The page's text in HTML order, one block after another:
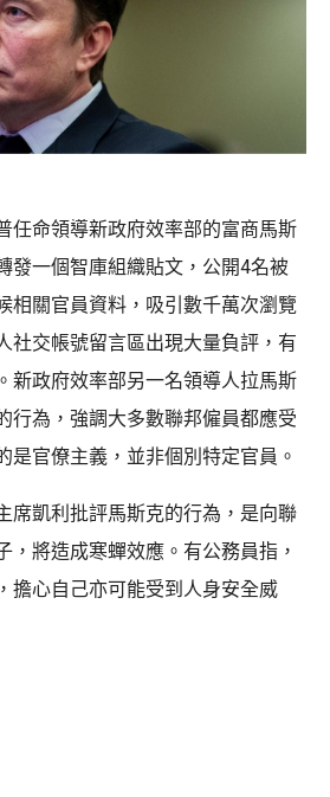
任命領導新政府效率部的富商馬斯
發一個智庫組織貼文，公開4名被
相關官員資料，吸引數千萬次瀏覽
社交帳號留言區出現大量負評，有
新政府效率部另一名領導人拉馬斯
行為，強調大多數聯邦僱員都應受
是官僚主義，並非個別特定官員。
席凱利批評馬斯克的行為，是向聯
，將造成寒蟬效應。有公務員指，
擔心自己亦可能受到人身安全威